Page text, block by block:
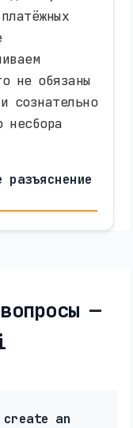
не обязаны
сознательно
несбора
разъяснение
—
an